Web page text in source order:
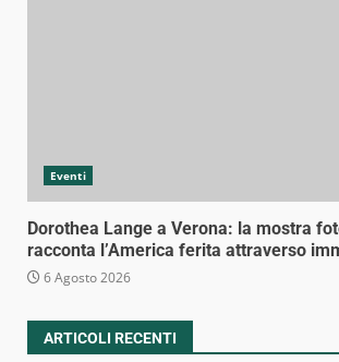
Eventi
Dorothea Lange a Verona: la mostra
racconta l’America ferita attraverso
6 Agosto 2026
ARTICOLI RECENTI